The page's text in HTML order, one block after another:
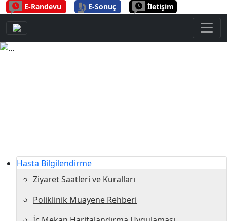
E-Randevu E-Sonuç İletişim
Hasta Bilgilendirme
Ziyaret Saatleri ve Kuralları
Poliklinik Muayene Rehberi